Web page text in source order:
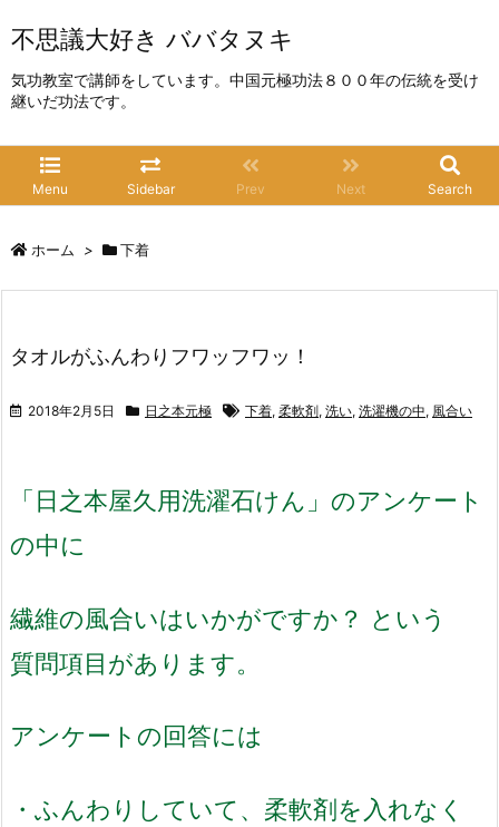
不思議大好き ババタヌキ
気功教室で講師をしています。中国元極功法８００年の伝統を受け
継いだ功法です。
Menu Sidebar Prev Next Search
ホーム > 下着
タオルがふんわりフワッフワッ！
2018年2月5日 日之本元極 下着, 柔軟剤, 洗い, 洗濯機の中, 風合い
「日之本屋久用洗濯石けん」のアンケート
の中に
繊維の風合いはいかがですか？ という
質問項目があります。
アンケートの回答には
・ふんわりしていて、柔軟剤を入れなく